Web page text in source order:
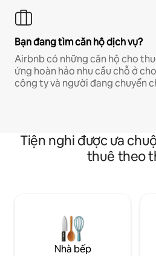
Bạn đang tìm căn hộ dịch vụ?
Airbnb có những căn hộ cho
ứng hoàn hảo nhu cầu chỗ ở
công ty và người đang chuyển
Tiện nghi được ưa
thuê theo
Nhà bếp